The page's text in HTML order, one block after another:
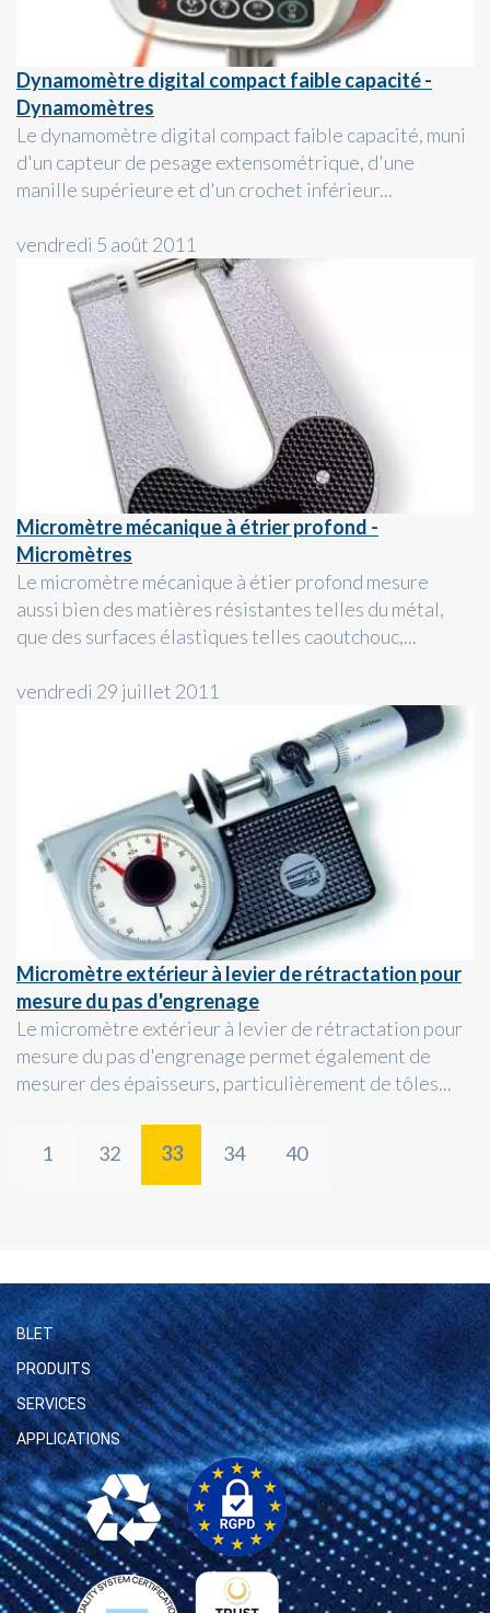
Dynamomètre digital compact faible capacité -
Dynamomètres
Le dynamomètre digital compact faible capacité, muni
d'un capteur de pesage extensométrique, d'une
manille supérieure et d'un crochet inférieur...
vendredi 5 août 2011
Micromètre mécanique à étrier profond -
Micromètres
Le micromètre mécanique à étier profond mesure
aussi bien des matières résistantes telles du métal,
que des surfaces élastiques telles caoutchouc,...
vendredi 29 juillet 2011
Micromètre extérieur à levier de rétractation pour
mesure du pas d'engrenage
Le micromètre extérieur à levier de rétractation pour
mesure du pas d'engrenage permet également de
mesurer des épaisseurs, particulièrement de tôles...
1 32 33 34 40
BLET
PRODUITS
SERVICES
APPLICATIONS